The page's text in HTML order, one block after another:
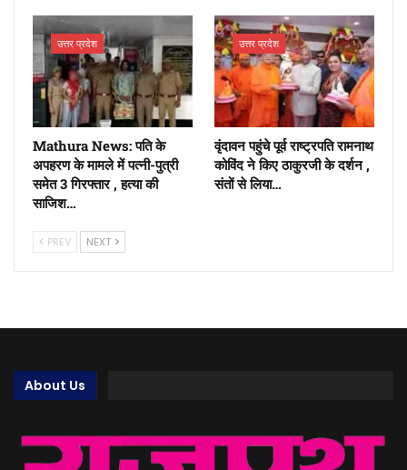
उत्तर प्रदेश
Mathura News: पति के
अपहरण के मामले में पत्नी-पुत्री
समेत 3 गिरफ्तार , हत्या की
साजिश…
उत्तर प्रदेश
वृंदावन पहुंचे पूर्व राष्ट्रपति रामनाथ
कोविंद ने किए ठाकुरजी के दर्शन ,
संतों से लिया…
PREV NEXT
About Us